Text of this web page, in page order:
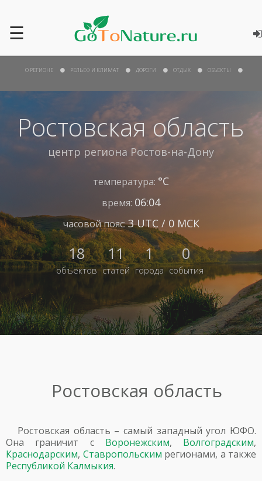
☰
Ростовская область
центр региона Ростов-на-Дону
температура: °С
время: 06:04
часовой пояс:3 UTC / 0 МСК
18
объектов
11
статей
1
города
0
события
О РЕГИОНЕ РЕЛЬЕФ И КЛИМАТ ДОРОГИ ОТДЫХ ОБЪЕКТЫ
Ростовская область
Ростовская область – самый западный угол ЮФО.
Она граничит с Воронежским, Волгоградским,
Краснодарским, Ставропольским регионами, а также
Республикой Калмыкия.